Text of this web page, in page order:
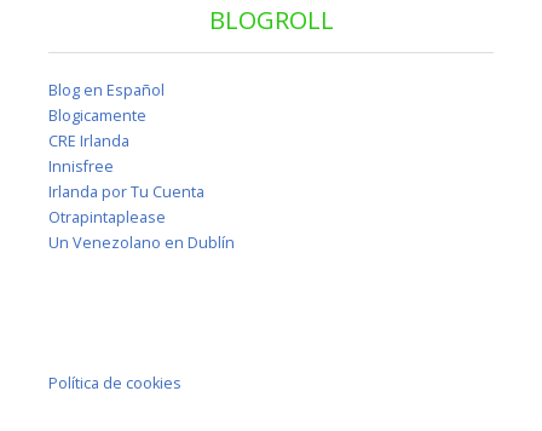
BLOGROLL
Blog en Español
Blogicamente
CRE Irlanda
Innisfree
Irlanda por Tu Cuenta
Otrapintaplease
Un Venezolano en Dublín
Política de cookies